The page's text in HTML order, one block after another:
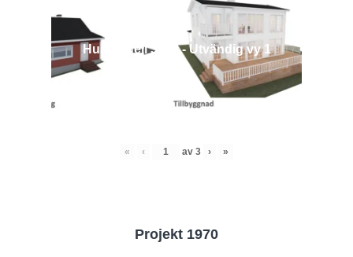
Husmodell 3104 - Utvändig vy 1
« ‹ av 3 › »
Projekt 1970